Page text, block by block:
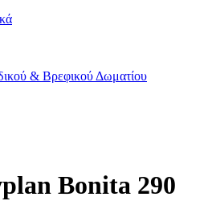
& Βρεφικού Δωματίου
Bonita 290